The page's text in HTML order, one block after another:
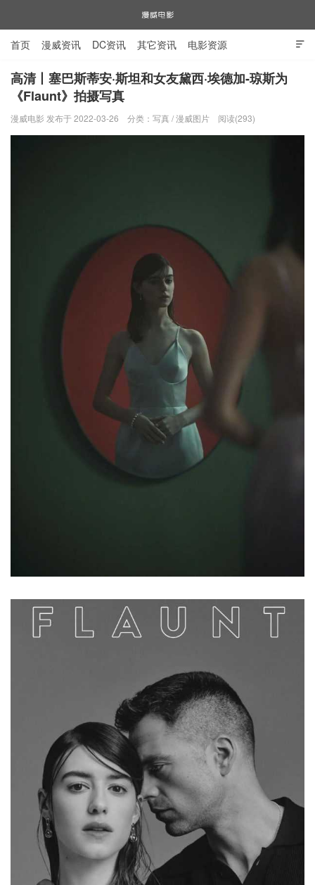
漫威电影

首页 漫威资讯 DC资讯 其它资讯 电影资源
电视剧资源 漫威图片
高清丨塞巴斯蒂安·斯坦和女友黛西·埃德加-琼斯为
《Flaunt》拍摄写真
漫威电影 发布于 2022-03-26 分类： 写真 /漫威图片 阅读(293)